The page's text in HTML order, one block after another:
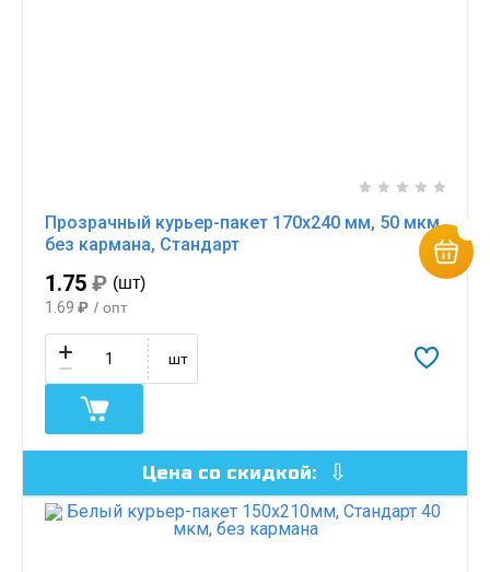
Прозрачный курьер-пакет 170х240 мм, 50 мкм,
без кармана, Стандарт
1.75 ₽ (шт)
1.69 ₽ / опт
шт
Цена со скидкой: